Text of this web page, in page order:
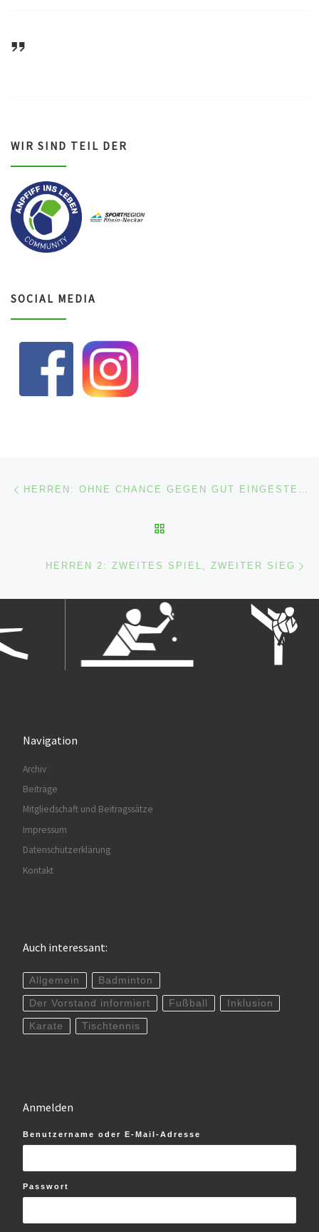
WIR SIND TEIL DER
SOCIAL MEDIA
Beitragsnavigation HERREN: OHNE CHANCE GEGEN GUT EINGESTELLTE ALTRIPER
HERREN 2: ZWEITES SPIEL, ZWEITER SIEG
Navigation
Archiv
Beiträge
Mitgliedschaft und Beitragssätze
Impressum
Datenschutzerklärung
Kontakt
Auch interessant:
Allgemein Badminton
Der Vorstand informiert Fußball Inklusion
Karate Tischtennis
Anmelden
Benutzername oder E-Mail-Adresse
Passwort